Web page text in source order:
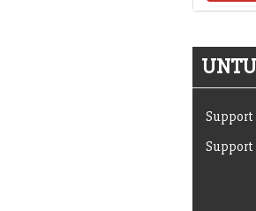
Support
Support